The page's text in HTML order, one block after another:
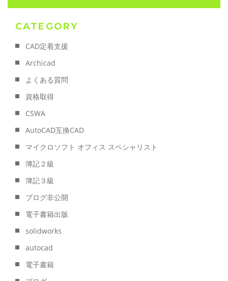
CATEGORY
CAD定着支援
Archicad
よくある質問
資格取得
CSWA
AutoCAD互換CAD
マイクロソフト オフィス スペシャリスト
簿記２級
簿記３級
ブログ非公開
電子書籍出版
solidworks
autocad
電子書籍